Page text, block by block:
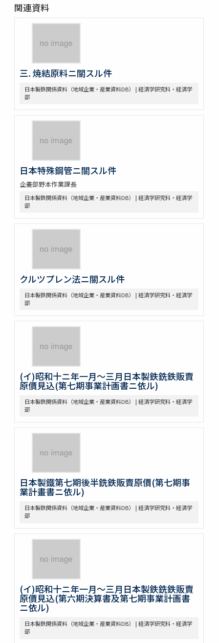
関連資料
三. 焼結原料ニ關スル件
日本製鉄関係資料（地域企業・産業資料DB） | 経済学研究科・経済学
部
日本特殊鋼管ニ關スル件
企畫部野本作業課長
日本製鉄関係資料（地域企業・産業資料DB） | 経済学研究科・経済学
部
クルツプレン法ニ關スル件
日本製鉄関係資料（地域企業・産業資料DB） | 経済学研究科・経済学
部
(イ)昭和十ニ年一月～三月日本製鉄銑鉄販賣
原價見込(第七期事業計画書ニ依ル)
日本製鉄関係資料（地域企業・産業資料DB） | 経済学研究科・経済学
部
日本製鐵第七期後半銑鉄販賣原價(第七期事
業計畫書ニ依ル)
日本製鉄関係資料（地域企業・産業資料DB） | 経済学研究科・経済学
部
(イ)昭和十ニ年一月～三月日本製鉄銑鉄販賣
原價見込(第六期決算書及第七期事業計画書
ニ依ル)
日本製鉄関係資料（地域企業・産業資料DB） | 経済学研究科・経済学
部